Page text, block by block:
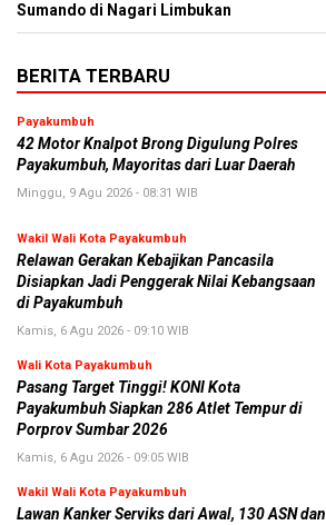
Sumando di Nagari Limbukan
BERITA TERBARU
Payakumbuh
42 Motor Knalpot Brong Digulung Polres
Payakumbuh, Mayoritas dari Luar Daerah
Minggu, 9 Agu 2026 - 08:31 WIB
Wakil Wali Kota Payakumbuh
Relawan Gerakan Kebajikan Pancasila
Disiapkan Jadi Penggerak Nilai Kebangsaan
di Payakumbuh
Kamis, 6 Agu 2026 - 09:10 WIB
Wali Kota Payakumbuh
Pasang Target Tinggi! KONI Kota
Payakumbuh Siapkan 286 Atlet Tempur di
Porprov Sumbar 2026
Kamis, 6 Agu 2026 - 09:05 WIB
Wakil Wali Kota Payakumbuh
Lawan Kanker Serviks dari Awal, 130 ASN dan